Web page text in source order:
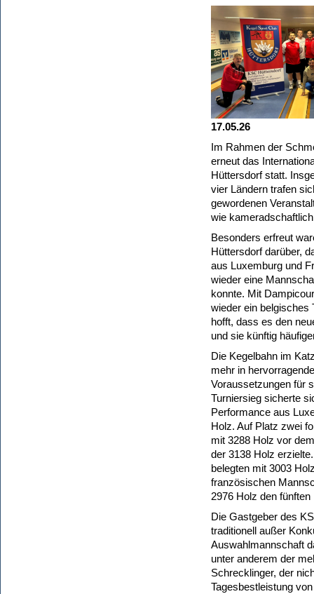
17.05.26
Im Rahmen der
erneut das
Hüttersdorf statt.
vier Ländern trafen
gewordenen
wie
Besonders erfreut
Hüttersdorf darüber,
aus Luxemburg und
wieder eine
konnte. Mit
wieder ein belgisches
hofft, dass es den
und sie künftig
Die Kegelbahn im
mehr in
Voraussetzungen für
Turniersieg sicherte
Performance aus
Holz. Auf Platz zwei
mit 3288 Holz vor
der 3138 Holz
belegten mit 3003
französischen
2976 Holz den
Die Gastgeber des
traditionell außer
Auswahlmannschaft
unter anderem der
Schrecklinger, der
Tagesbestleistung